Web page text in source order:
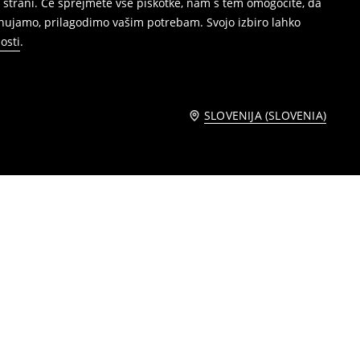
prilagodimo vašim potrebam. Svojo izbiro lahko
.
SLOVENIJA (SLOVENIA)